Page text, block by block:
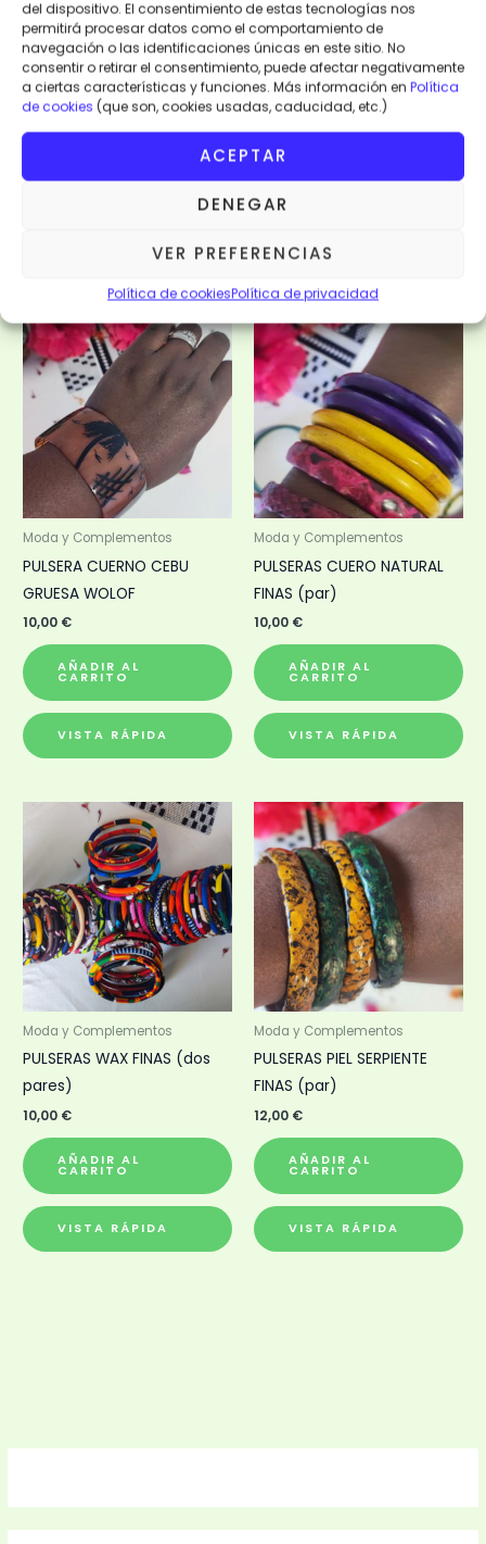
del dispositivo. El consentimiento de estas tecnologías nos
permitirá procesar datos como el comportamiento de
navegación o las identificaciones únicas en este sitio. No
consentir o retirar el consentimiento, puede afectar negativamente
a ciertas características y funciones. Más información en Política
de cookies (que son, cookies usadas, caducidad, etc.)
ACEPTAR
DENEGAR
VER PREFERENCIAS
Política de cookiesPolítica de privacidad
Moda y Complementos
PULSERA CUERNO CEBU
GRUESA SECRET
10,00€
CARRITO
Moda y Complementos
PULSERA CUERNO CEBU
GRUESA TERANGA
10,00€
CARRITO
Moda y Complementos
PULSERA CUERNO CEBU
GRUESA WOLOF
10,00 €
AÑADIR AL
CARRITO
VISTA RÁPIDA
Moda y Complementos
PULSERAS CUERO NATURAL
FINAS (par)
10,00 €
AÑADIR AL
CARRITO
VISTA RÁPIDA
Moda y Complementos
PULSERAS WAX FINAS (dos
pares)
10,00 €
AÑADIR AL
CARRITO
VISTA RÁPIDA
Moda y Complementos
PULSERAS PIEL SERPIENTE
FINAS (par)
12,00 €
AÑADIR AL
CARRITO
VISTA RÁPIDA